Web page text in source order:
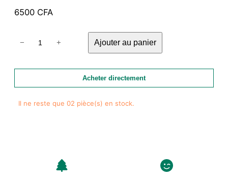
6500 CFA
Il ne reste que 02 pièce(s) en stock.
de
pour
verre
− + Ajouter au panier
Acheter directement